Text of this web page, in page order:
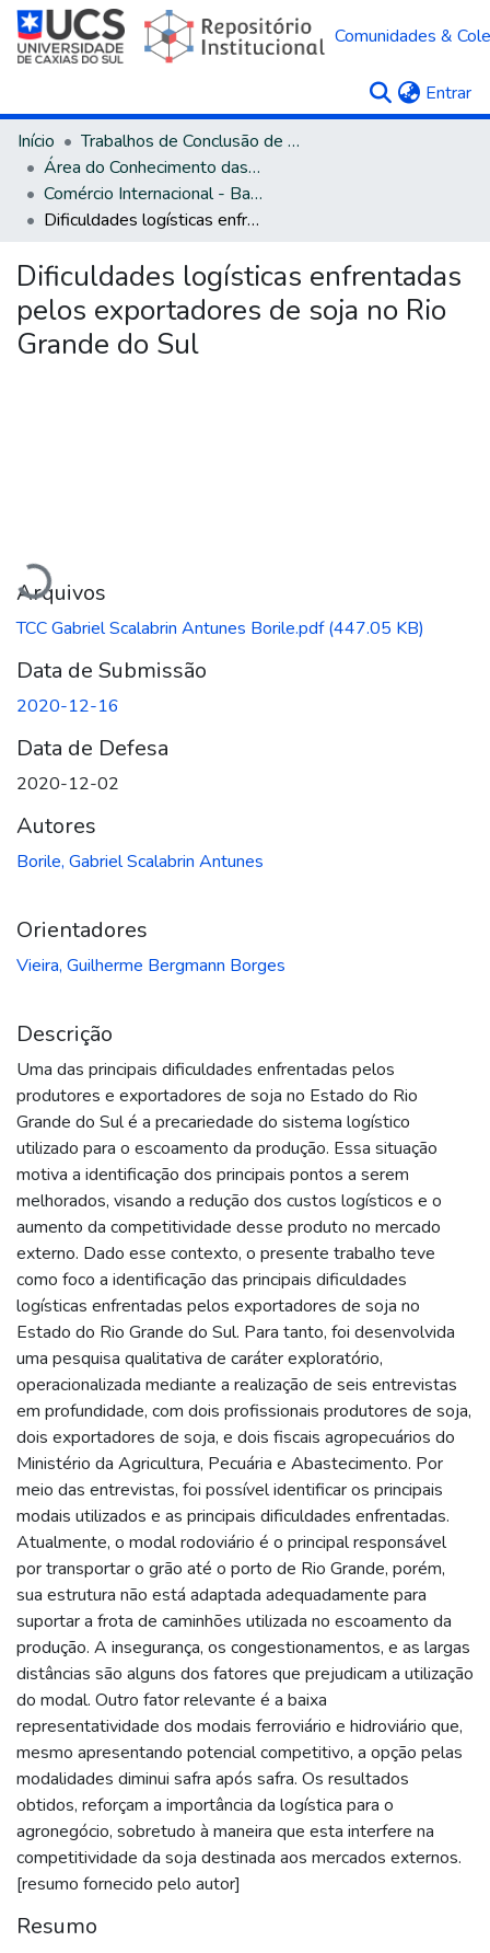
Comunidades &
Entrar
Início
Trabalhos de Conclusão de Curso
Área do Conhecimento das Ciências Sociais Aplicadas
Comércio Internacional - Bacharelado
Dificuldades logísticas enfrentadas pelos exportadores de soja no Rio Grande do Sul
Dificuldades logísticas enfrentadas
pelos exportadores de soja no Rio
Grande do Sul
Carregando...
Arquivos
TCC Gabriel Scalabrin Antunes Borile.pdf(447.05 KB)
Data de Submissão
2020-12-16
Data de Defesa
2020-12-02
Autores
Borile, Gabriel Scalabrin Antunes
Orientadores
Vieira, Guilherme Bergmann Borges
Descrição
Uma das principais dificuldades enfrentadas pelos
produtores e exportadores de soja no Estado do Rio
Grande do Sul é a precariedade do sistema logístico
utilizado para o escoamento da produção. Essa situação
motiva a identificação dos principais pontos a serem
melhorados, visando a redução dos custos logísticos e o
aumento da competitividade desse produto no mercado
externo. Dado esse contexto, o presente trabalho teve
como foco a identificação das principais dificuldades
logísticas enfrentadas pelos exportadores de soja no
Estado do Rio Grande do Sul. Para tanto, foi desenvolvida
uma pesquisa qualitativa de caráter exploratório,
operacionalizada mediante a realização de seis entrevistas
em profundidade, com dois profissionais produtores de soja,
dois exportadores de soja, e dois fiscais agropecuários do
Ministério da Agricultura, Pecuária e Abastecimento. Por
meio das entrevistas, foi possível identificar os principais
modais utilizados e as principais dificuldades enfrentadas.
Atualmente, o modal rodoviário é o principal responsável
por transportar o grão até o porto de Rio Grande, porém,
sua estrutura não está adaptada adequadamente para
suportar a frota de caminhões utilizada no escoamento da
produção. A insegurança, os congestionamentos, e as largas
distâncias são alguns dos fatores que prejudicam a utilização
do modal. Outro fator relevante é a baixa
representatividade dos modais ferroviário e hidroviário que,
mesmo apresentando potencial competitivo, a opção pelas
modalidades diminui safra após safra. Os resultados
obtidos, reforçam a importância da logística para o
agronegócio, sobretudo à maneira que esta interfere na
competitividade da soja destinada aos mercados externos.
[resumo fornecido pelo autor]
Resumo